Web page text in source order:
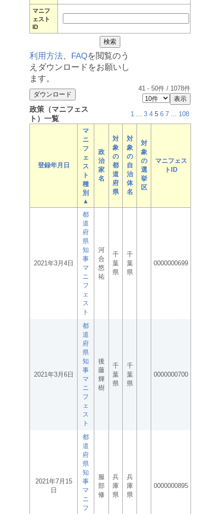
マニフ
ェスト
ID
利用方法、 FAQを閲覧のう
えダウンロードをお願いし
ます。
41 - 50件 / 1078件
政策（マニフェス
ト）一覧
1 ... 3 4 5 6 7 ... 108
登録年月日
マ
ニ
フ
ェ
ス
ト
種
別
▲
政
治
家
名
対
象
の
都
道
府
県
対
象
の
自
治
体
名
対
象
の
選
挙
区
マニフェス
トID
2021年3月4日
都
道
府
県
知
事
マ
ニ
フ
ェ
ス
ト
河
合
悠
祐
千
葉
県
千
葉
県
0000000699
2021年3月6日
都
道
府
県
知
事
マ
ニ
フ
ェ
ス
ト
後
藤
輝
樹
千
葉
県
千
葉
県
0000000700
2021年7月15
日
都
道
府
県
知
事
マ
ニ
フ
服
部
修
兵
庫
県
兵
庫
県
0000000895